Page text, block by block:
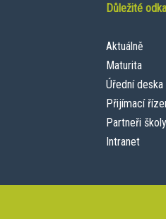
Důležité
Aktuálně
Maturita
Úřední deska
Přijímací
Partneři školy
Intranet